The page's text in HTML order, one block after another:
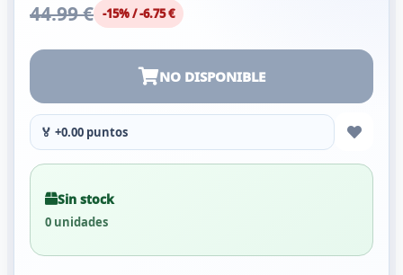
44.99 € -15% / -6.75 €
NO DISPONIBLE
🏅 +0.00 puntos
Sin stock
0 unidades